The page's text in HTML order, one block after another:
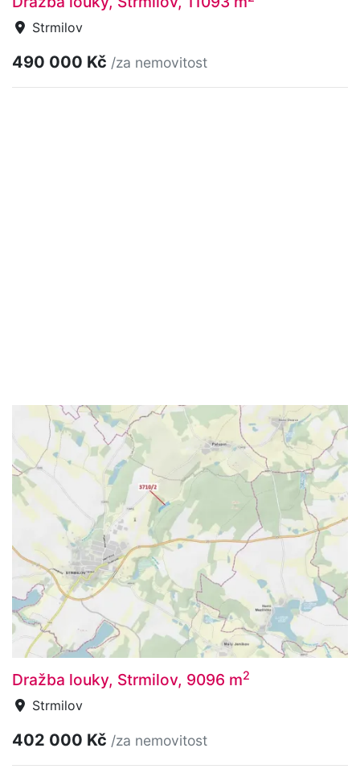
Strmilov
490 000 Kč /za nemovitost
Dražba louky, Strmilov, 9096 m2
Strmilov
402 000 Kč /za nemovitost